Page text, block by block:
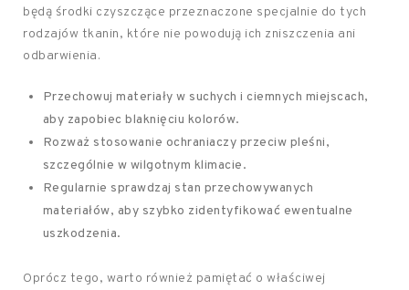
będą środki czyszczące przeznaczone specjalnie do tych
rodzajów tkanin, które nie powodują ich zniszczenia ani
odbarwienia.
Przechowuj materiały w suchych i ciemnych miejscach,
aby zapobiec blaknięciu kolorów.
Rozważ stosowanie ochraniaczy przeciw pleśni,
szczególnie w wilgotnym klimacie.
Regularnie sprawdzaj stan przechowywanych
materiałów, aby szybko zidentyfikować ewentualne
uszkodzenia.
Oprócz tego, warto również pamiętać o właściwej